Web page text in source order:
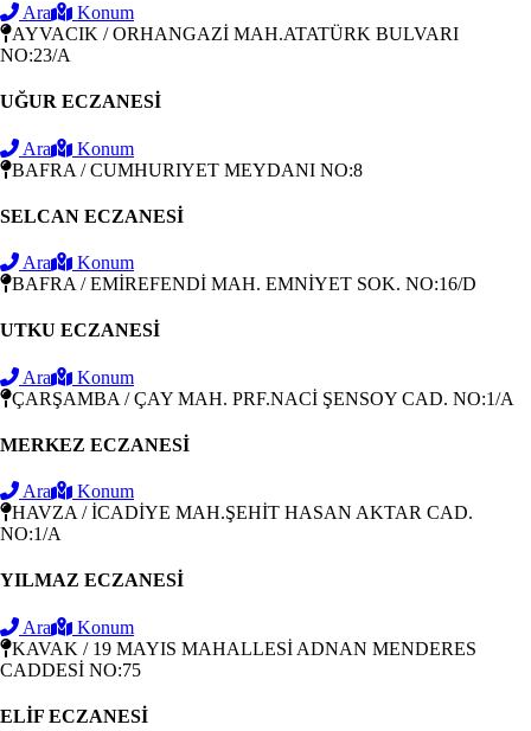
Ara
Konum
AYVACIK / ORHANGAZİ MAH.ATATÜRK BULVARI
NO:23/A
UĞUR ECZANESİ
Ara
Konum
BAFRA / CUMHURIYET MEYDANI NO:8
SELCAN ECZANESİ
Ara
Konum
BAFRA / EMİREFENDİ MAH. EMNİYET SOK. NO:16/D
UTKU ECZANESİ
Ara
Konum
ÇARŞAMBA / ÇAY MAH. PRF.NACİ ŞENSOY CAD. NO:1/A
MERKEZ ECZANESİ
Ara
Konum
HAVZA / İCADİYE MAH.ŞEHİT HASAN AKTAR CAD.
NO:1/A
YILMAZ ECZANESİ
Ara
Konum
KAVAK / 19 MAYIS MAHALLESİ ADNAN MENDERES
CADDESİ NO:75
ELİF ECZANESİ